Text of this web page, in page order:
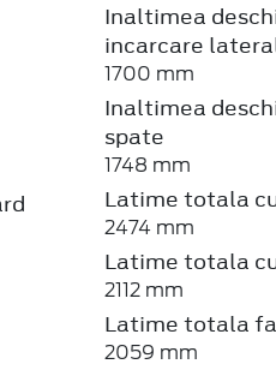
Inaltimea
incarcare
1700 mm
Inaltimea
spate
1748 mm
Latime totala
2474 mm
Latime totala
2112 mm
Latime totala
2059 mm